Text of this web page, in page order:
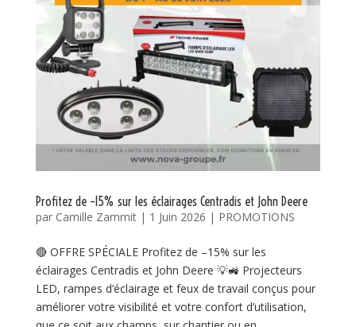
Profitez de –15% sur les éclairages Centradis et John Deere
par Camille Zammit| 1 Juin 2026 | PROMOTIONS
🔴 OFFRE SPÉCIALE Profitez de –15% sur les
éclairages Centradis et John Deere 💡🚜 Projecteurs
LED, rampes d’éclairage et feux de travail conçus pour
améliorer votre visibilité et votre confort d’utilisation,